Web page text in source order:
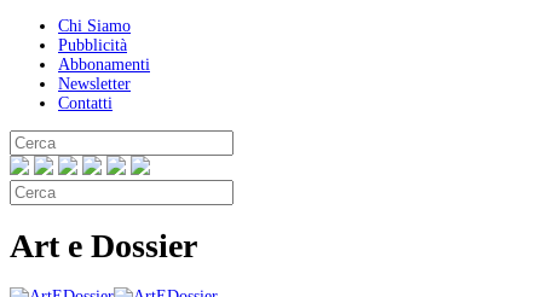
Chi Siamo
Pubblicità
Abbonamenti
Newsletter
Contatti
Art e Dossier